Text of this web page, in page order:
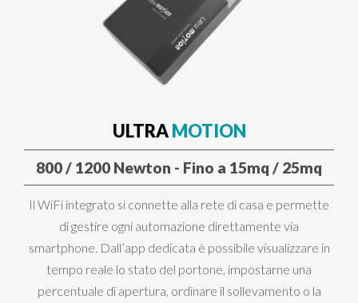
ULTRAMOTION
800 / 1200 Newton - Fino a 15mq / 25mq
Il WiFi integrato si connette alla rete di casa e permette
di gestire ogni automazione direttamente via
smartphone. Dall’app dedicata è possibile visualizzare in
tempo reale lo stato del portone, impostarne una
percentuale di apertura, ordinare il sollevamento o la